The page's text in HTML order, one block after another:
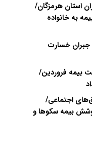
استان هرمزگان/
به خانواده
جبران خسارت
بیمه فروردین/
اجتماعی/
بیمه سکوها و